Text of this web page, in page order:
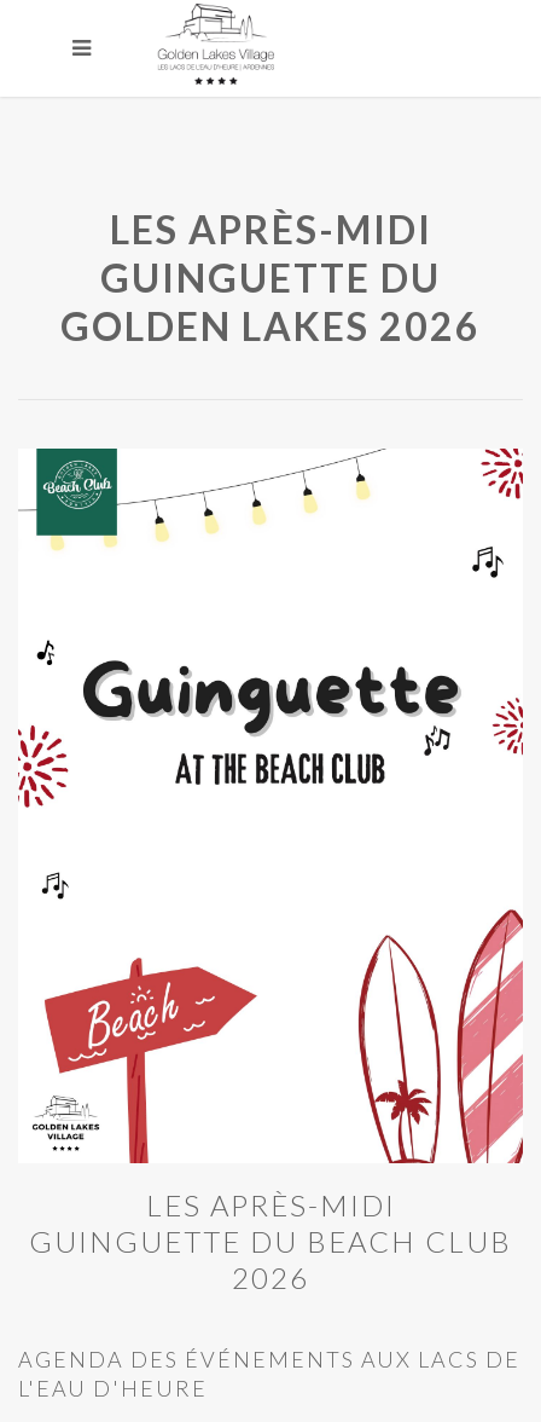
LES APRÈS-MIDI
GUINGUETTE DU
GOLDEN LAKES 2026
LES APRÈS-MIDI
GUINGUETTE DU BEACH CLUB
2026
AGENDA DES ÉVÉNEMENTS AUX LACS DE
L'EAU D'HEURE